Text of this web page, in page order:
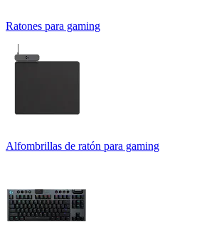
Ratones para gaming
Alfombrillas de ratón para gaming